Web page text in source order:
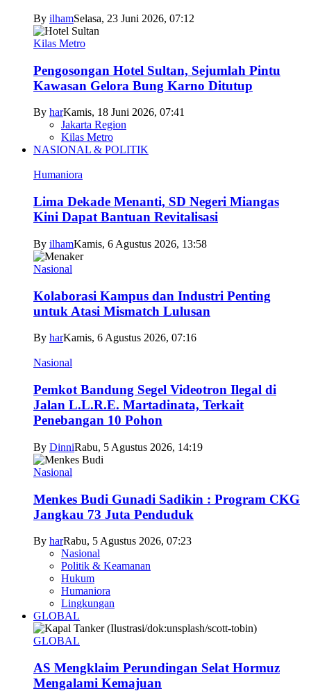
By ilhamSelasa, 23 Juni 2026, 07:12
Kilas Metro
Pengosongan Hotel Sultan, Sejumlah Pintu
Kawasan Gelora Bung Karno Ditutup
By harKamis, 18 Juni 2026, 07:41
Jakarta Region
Kilas Metro
NASIONAL & POLITIK
Humaniora
Lima Dekade Menanti, SD Negeri Miangas
Kini Dapat Bantuan Revitalisasi
By ilhamKamis, 6 Agustus 2026, 13:58
Nasional
Kolaborasi Kampus dan Industri Penting
untuk Atasi Mismatch Lulusan
By harKamis, 6 Agustus 2026, 07:16
Nasional
Pemkot Bandung Segel Videotron Ilegal di
Jalan L.L.R.E. Martadinata, Terkait
Penebangan 10 Pohon
By DinniRabu, 5 Agustus 2026, 14:19
Nasional
Menkes Budi Gunadi Sadikin : Program CKG
Jangkau 73 Juta Penduduk
By harRabu, 5 Agustus 2026, 07:23
Nasional
Politik & Keamanan
Hukum
Humaniora
Lingkungan
GLOBAL
GLOBAL
AS Mengklaim Perundingan Selat Hormuz
Mengalami Kemajuan